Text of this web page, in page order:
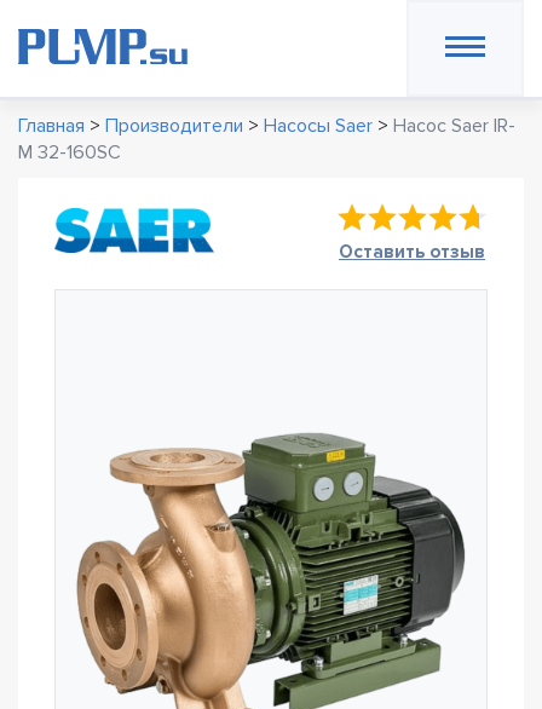
Главная > Производители > Насосы Saer > Насос Saer IR-
M 32-160SC
Оставить отзыв